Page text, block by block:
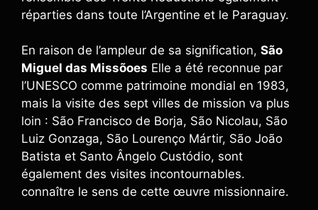
réparties dans toute l’Argentine et le Paraguay.
En raison de l’ampleur de sa signification, São
Miguel das Missõoes Elle a été reconnue par
l’UNESCO comme patrimoine mondial en 1983,
mais la visite des sept villes de mission va plus
loin : São Francisco de Borja, São Nicolau, São
Luiz Gonzaga, São Lourenço Mártir, São João
Batista et Santo Ângelo Custódio, sont
également des visites incontournables.
connaître le sens de cette œuvre missionnaire.